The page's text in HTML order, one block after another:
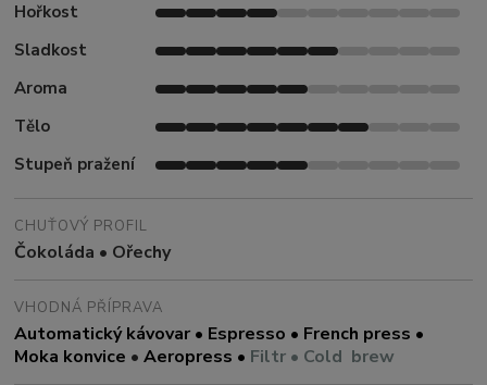
Hořkost
Sladkost
Aroma
Tělo
Stupeň pražení
CHUŤOVÝ PROFIL
Čokoláda • Ořechy
VHODNÁ PŘÍPRAVA
Automatický kávovar • Espresso • French press •
Moka konvice •Aeropress • Filtr • Cold brew